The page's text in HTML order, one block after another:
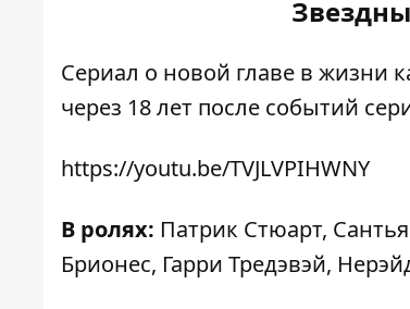
Сериал о новой главе в жизни
через 18 лет после событий
https://youtu.be/TVJLVPIHWNY
В ролях: Патрик Стюарт,
Брионес, Гарри Тредэвэй,